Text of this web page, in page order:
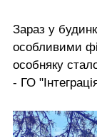
Зараз у
особливими
особняку
- ГО